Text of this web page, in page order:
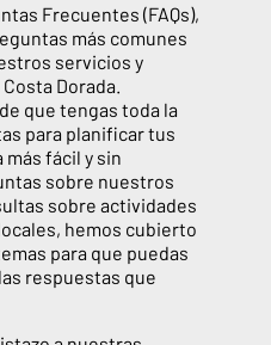
Frecuentes (FAQs),
más comunes
servicios y
Dorada.
que tengas toda la
para planificar tus
más fácil y sin
sobre nuestros
sobre actividades
hemos cubierto
para que puedas
respuestas que